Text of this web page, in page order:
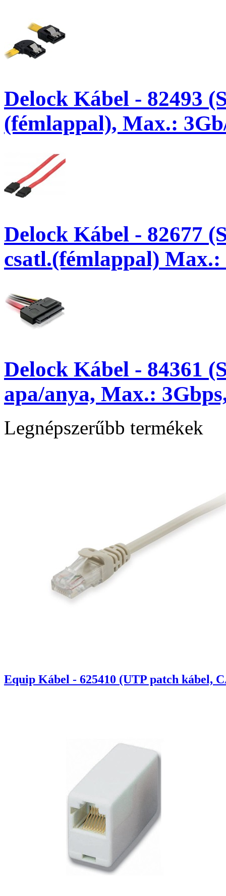
Delock Kábel - 82493
(fémlappal), Max.:
Delock Kábel - 82677
csatl.(fémlappal) Max.:
Delock Kábel - 84361
apa/anya, Max.:
Legnépszerűbb termékek
Equip Kábel - 625410 (UTP patch kábel,